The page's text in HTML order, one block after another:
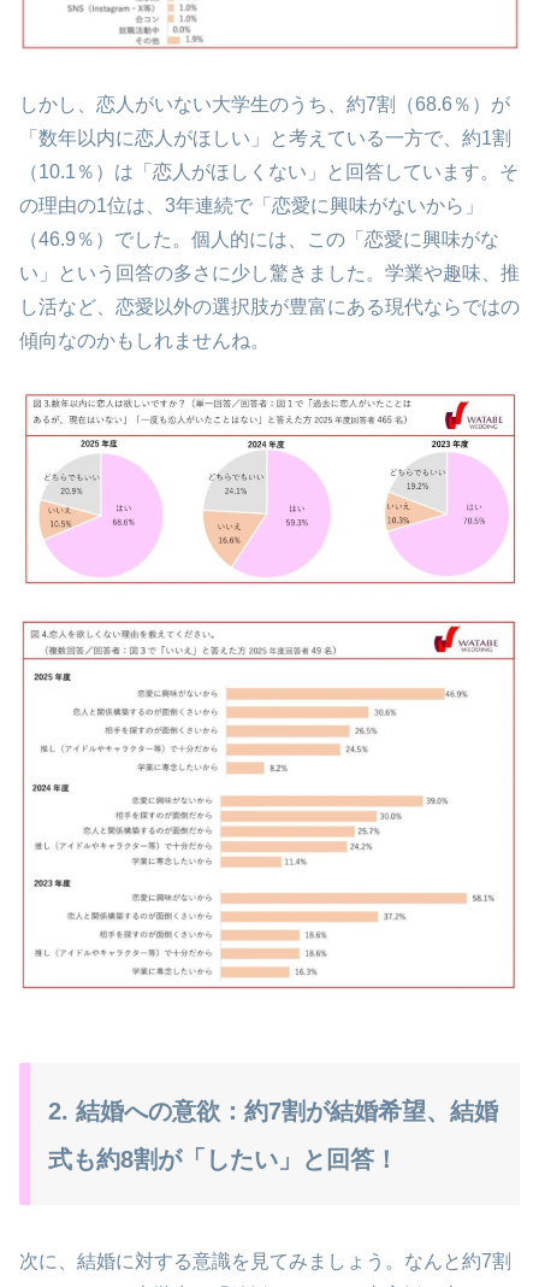
しかし、恋人がいない大学生のうち、約7割（68.6％）が
「数年以内に恋人がほしい」と考えている一方で、約1割
（10.1％）は「恋人がほしくない」と回答しています。そ
の理由の1位は、3年連続で「恋愛に興味がないから」
（46.9％）でした。個人的には、この「恋愛に興味がな
い」という回答の多さに少し驚きました。学業や趣味、推
し活など、恋愛以外の選択肢が豊富にある現代ならではの
傾向なのかもしれませんね。
2. 結婚への意欲：約7割が結婚希望、結婚
式も約8割が「したい」と回答！
次に、結婚に対する意識を見てみましょう。なんと約7割